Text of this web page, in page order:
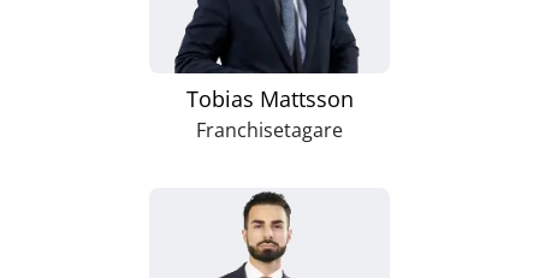
Tobias Mattsson
Franchisetagare